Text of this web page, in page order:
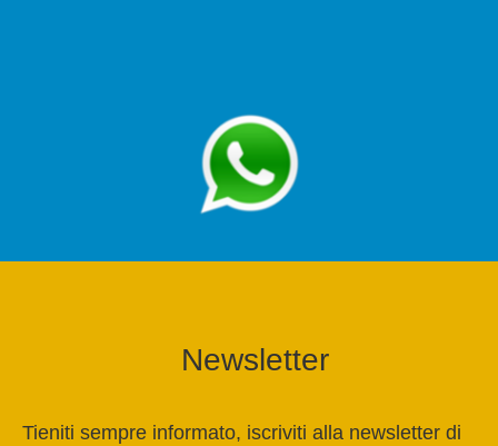
Newsletter
Tieniti sempre informato, iscriviti alla newsletter di